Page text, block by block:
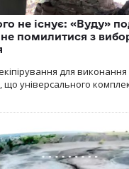
не існує: «Вуду»
помилитися з
для
що універсального